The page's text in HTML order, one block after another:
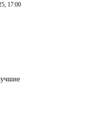
17:00